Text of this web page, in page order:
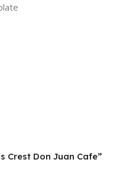
Crest Don Juan Cafe”